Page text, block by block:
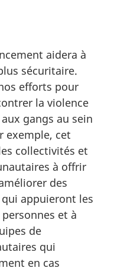
aidera à
sécuritaire.
efforts pour
la violence
gangs au sein
exemple, cet
collectivités et
à offrir
des
appuieront les
et à
de
qui
en cas